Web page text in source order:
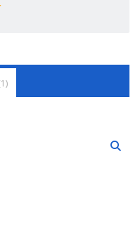
1